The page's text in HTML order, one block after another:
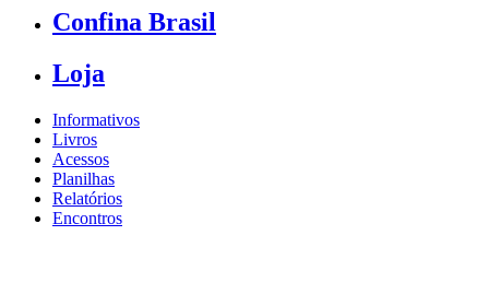
Confina Brasil
Loja
Informativos
Livros
Acessos
Planilhas
Relatórios
Encontros